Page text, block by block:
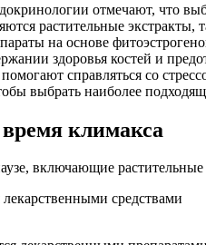
отмечают, что
растительные
на основе
здоровья костей и
справляться со
выбрать наиболее
климакса
включающие
средствами